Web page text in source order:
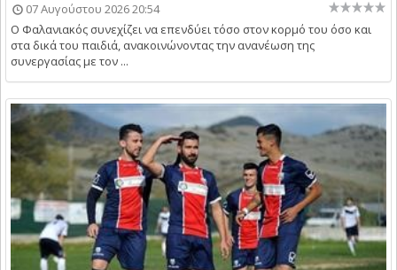
07 Αυγούστου 2026 20:54
Ο Φαλανιακός συνεχίζει να επενδύει τόσο στον κορμό του όσο και
στα δικά του παιδιά, ανακοινώνοντας την ανανέωση της
συνεργασίας με τον ...